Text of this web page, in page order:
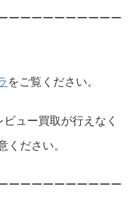
ーーーーーーーーーー
をご覧ください。
ュー買取が行えなく
ださい。
ーーーーーーーーーー